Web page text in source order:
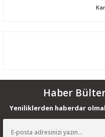
Haber
Yeniliklerden haberdar